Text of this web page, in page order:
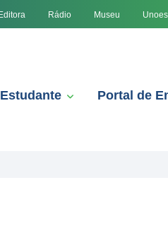
Rádio Museu
Portal de